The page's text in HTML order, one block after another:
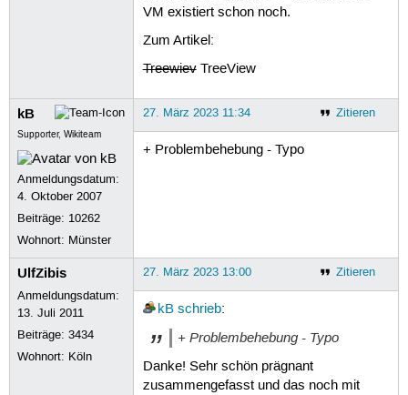
VM existiert schon noch.
Zum Artikel:
TreewievTreeView
kB
Supporter, Wikiteam
Anmeldungsdatum:
4. Oktober 2007
Beiträge: 10262
Wohnort: Münster
Zitieren
27. März 2023 11:34
+ Problembehebung - Typo
UlfZibis
Anmeldungsdatum:
13. Juli 2011
Beiträge:3434
Wohnort: Köln
Zitieren
27. März 2023 13:00
kB schrieb:
+ Problembehebung - Typo
Danke! Sehr schön prägnant
zusammengefasst und das noch mit